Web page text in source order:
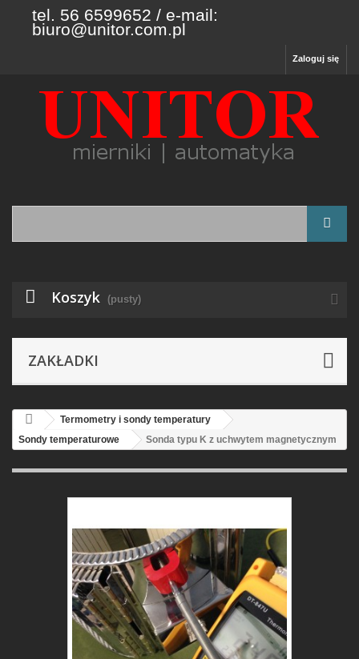
tel. 56 6599652 / e-mail:
biuro@unitor.com.pl
Zaloguj się
Koszyk (pusty)
ZAKŁADKI
Termometry i sondy temperatury
Sondy temperaturowe
Sonda typu K z uchwytem magnetycznym